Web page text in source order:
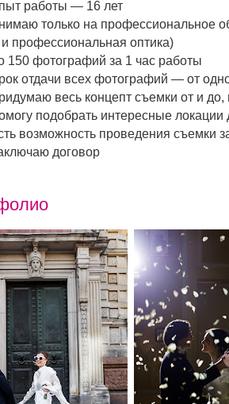
работы — 16 лет
только на профессиональное
и профессиональная оптика)
150 фотографий за 1 час работы
отдачи всех фотографий — от
весь концепт съемки от и
подобрать интересные локации
возможность проведения съемки
договор